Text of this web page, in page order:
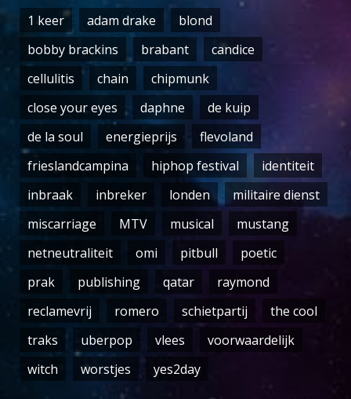
1 keer adam drake
blond
bobby brackins
brabant
candice
cellulitis
chain
chipmunk
close your eyes
daphne
de kuip
de la soul
energieprijs
flevoland
frieslandcampina
hiphop festival
identiteit
inbraak
inbreker londen
militaire dienst
miscarriage
MTV musical
mustang
netneutraliteit
omi pitbull
poetic
prak
publishing qatar
raymond
reclamevrij
romero schietpartij
the cool
traks
uberpop vlees
voorwaardelijk
witch
worstjes yes2day